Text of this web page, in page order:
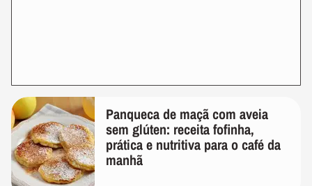
Panqueca de maçã com aveia
sem glúten: receita fofinha,
prática e nutritiva para o café da
manhã